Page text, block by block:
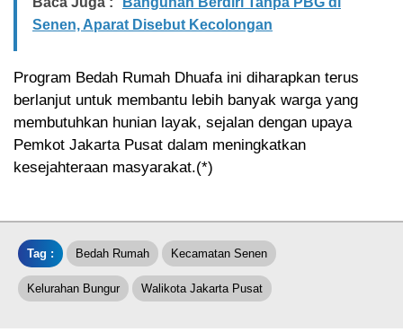
Senen, Aparat Disebut Kecolongan
Program Bedah Rumah Dhuafa ini diharapkan terus
berlanjut untuk membantu lebih banyak warga yang
membutuhkan hunian layak, sejalan dengan upaya
Pemkot Jakarta Pusat dalam meningkatkan
kesejahteraan masyarakat.(*)
Tag : Bedah Rumah Kecamatan Senen
Kelurahan Bungur Walikota Jakarta Pusat